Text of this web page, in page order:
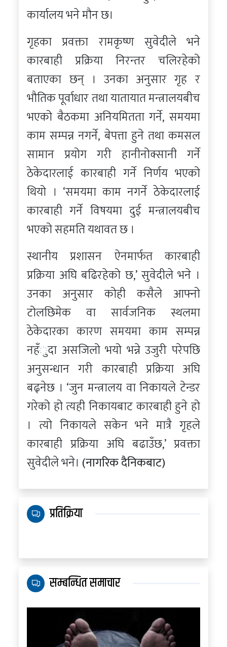
कार्यालय भने मौन छ।
गृहका प्रवक्ता रामकृष्ण सुवेदीले भने
कारबाही प्रक्रिया निरन्तर चलिरहेको
बताएका छन् । उनका अनुसार गृह र
भौतिक पूर्वाधार तथा यातायात मन्त्रालयबीच
भएको बैठकमा अनियमितता गर्ने, समयमा
काम सम्पन्न नगर्ने, बेपत्ता हुने तथा कमसल
सामान प्रयोग गरी हानीनोक्सानी गर्ने
ठेकेदारलाई कारबाही गर्ने निर्णय भएको
थियो । ‘समयमा काम नगर्ने ठेकेदारलाई
कारबाही गर्ने विषयमा दुई मन्त्रालयबीच
भएको सहमति यथावत छ ।
स्थानीय प्रशासन ऐनमार्फत कारबाही
प्रक्रिया अघि बढिरहेको छ,’ सुवेदीले भने ।
उनका अनुसार कोही कसैले आफ्नो
टोलछिमेक वा सार्वजनिक स्थलमा
ठेकेदारका कारण समयमा काम सम्पन्न
नहँुदा असजिलो भयो भन्ने उजुरी परेपछि
अनुसन्धान गरी कारबाही प्रक्रिया अघि
बढ्नेछ । ‘जुन मन्त्रालय वा निकायले टेन्डर
गरेको हो त्यही निकायबाट कारबाही हुने हो
। त्यो निकायले सकेन भने मात्रै गृहले
कारबाही प्रक्रिया अघि बढाउँछ,’ प्रवक्ता
सुवेदीले भने। (नागरिक दैनिकबाट)
प्रतिक्रिया
सम्बन्धित समाचार